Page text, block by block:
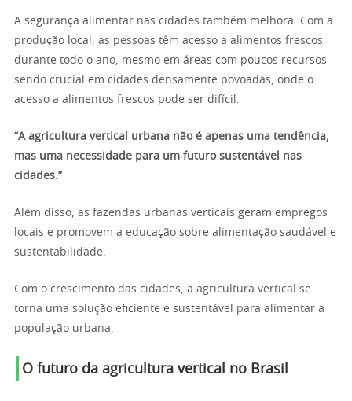
A segurança alimentar nas cidades também melhora. Com a
produção local, as pessoas têm acesso a alimentos frescos
durante todo o ano, mesmo em áreas com poucos recursos
sendo crucial em cidades densamente povoadas, onde o
acesso a alimentos frescos pode ser difícil.
“A agricultura vertical urbana não é apenas uma tendência,
mas uma necessidade para um futuro sustentável nas
cidades.”
Além disso, as fazendas urbanas verticais geram empregos
locais e promovem a educação sobre alimentação saudável e
sustentabilidade.
Com o crescimento das cidades, a agricultura vertical se
torna uma solução eficiente e sustentável para alimentar a
população urbana.
O futuro da agricultura vertical no Brasil